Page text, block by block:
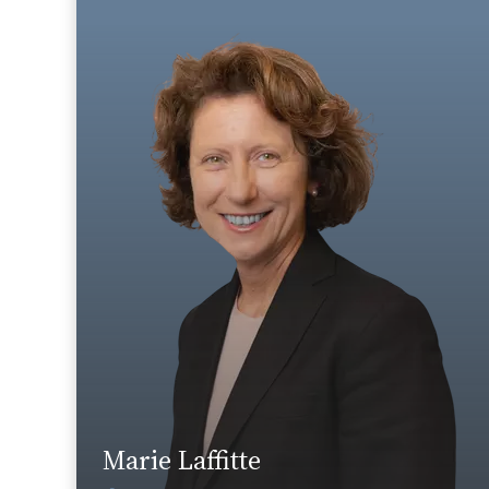
Marie Laffitte
Domaine d’expertises :
Droit du travail et de la sécurité sociale
La Rochelle
+33 5 46 50 56 66
marie.laffitte@fidal.com
En savoir plus